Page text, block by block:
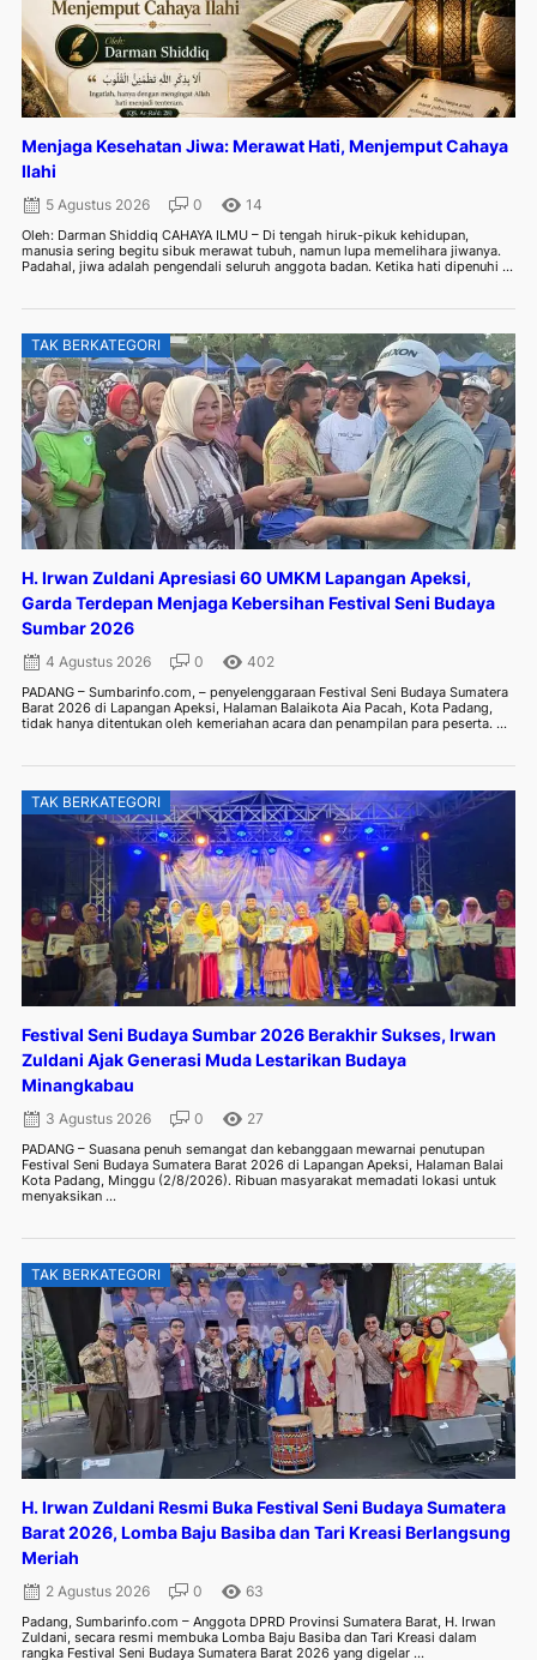
Menjaga Kesehatan Jiwa: Merawat Hati, Menjemput Cahaya
Ilahi
5 Agustus 2026 0 14
Oleh: Darman Shiddiq CAHAYA ILMU – Di tengah hiruk-pikuk kehidupan,
manusia sering begitu sibuk merawat tubuh, namun lupa memelihara jiwanya.
Padahal, jiwa adalah pengendali seluruh anggota badan. Ketika hati dipenuhi ...
TAK BERKATEGORI
H. Irwan Zuldani Apresiasi 60 UMKM Lapangan Apeksi,
Garda Terdepan Menjaga Kebersihan Festival Seni Budaya
Sumbar 2026
4 Agustus 2026 0 402
PADANG – Sumbarinfo.com, – penyelenggaraan Festival Seni Budaya Sumatera
Barat 2026 di Lapangan Apeksi, Halaman Balaikota Aia Pacah, Kota Padang,
tidak hanya ditentukan oleh kemeriahan acara dan penampilan para peserta. ...
TAK BERKATEGORI
Festival Seni Budaya Sumbar 2026 Berakhir Sukses, Irwan
Zuldani Ajak Generasi Muda Lestarikan Budaya
Minangkabau
3 Agustus 2026 0 27
PADANG – Suasana penuh semangat dan kebanggaan mewarnai penutupan
Festival Seni Budaya Sumatera Barat 2026 di Lapangan Apeksi, Halaman Balai
Kota Padang, Minggu (2/8/2026). Ribuan masyarakat memadati lokasi untuk
menyaksikan ...
TAK BERKATEGORI
H. Irwan Zuldani Resmi Buka Festival Seni Budaya Sumatera
Barat 2026, Lomba Baju Basiba dan Tari Kreasi Berlangsung
Meriah
2 Agustus 2026 0 63
Padang, Sumbarinfo.com – Anggota DPRD Provinsi Sumatera Barat, H. Irwan
Zuldani, secara resmi membuka Lomba Baju Basiba dan Tari Kreasi dalam
rangka Festival Seni Budaya Sumatera Barat 2026 yang digelar ...